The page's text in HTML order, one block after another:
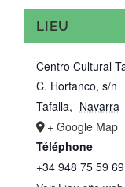
LIEU
Centro Cultural
C. Hortanco, s/n
Tafalla, Navarra
+ Google Map
Téléphone
+34 948 75 59 69